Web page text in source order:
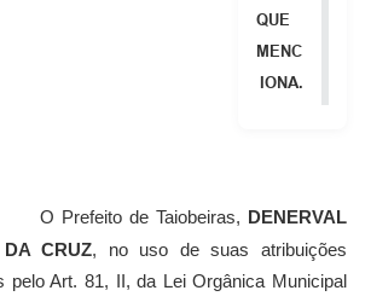
QUE
MENC
IONA.
O Prefeito de Taiobeiras,
DENERVAL
CRUZ, no uso de suas atribuições
pelo Art. 81, II, da Lei Orgânica Municipal